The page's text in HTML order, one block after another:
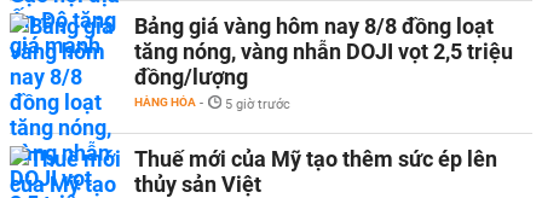
Bảng giá vàng hôm nay 8/8 đồng loạt
tăng nóng, vàng nhẫn DOJI vọt 2,5 triệu
đồng/lượng
HÀNG HÓA - 5 giờ trước
Thuế mới của Mỹ tạo thêm sức ép lên
thủy sản Việt